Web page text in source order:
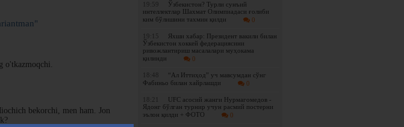
19:59
Ўзбекистон? Турли сунъий
интеллектлар Шахмат Олимпиадаси ғолиби
ким бўлишини тахмин қилди
0
19:15
Яхши хабар: Президент вакили билан
Ўзбекистон хоккей федерациясини
ривожлантириш масалалари муҳокама
қилинди
0
18:48
“Ал Иттиҳод” уч мавсумдан сўнг
Фабиньо билан хайрлашди
0
18:21
UFC асосий жанги Нурмагомедов -
Ядонг бўлган турнир учун расмий постерни
эълон қилди + ФОТО
0
o'tkazmoqchi.
bekorchi, men ham. Jon